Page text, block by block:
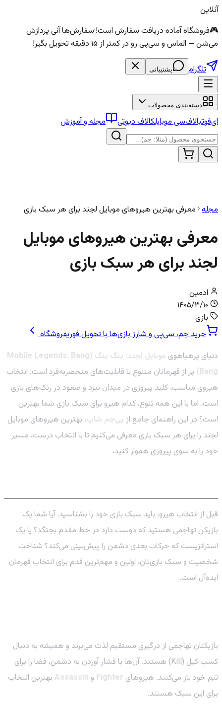
آنلاین
🎮فروشگاه آماده دریافت سفارش است!·سفارش‌ها آنی پردازش
می‌شن — الماس و سی‌پی رو در کمتر از ۱۵ دقیقه تحویل بگیر!
تلگرام پشتیبانی
دسته‌بندی محصولات
ای‌فوتبالاف‌سی موبایلکالاف دیوتی مجله و آموزش
مجله معرفی بهترین هیروهای موبایل لجند برای هر سبک بازی
معرفی بهترین هیروهای موبایل
لجند برای هر سبک بازی
ادمین
۱۴۰۵/۳/۱۰
بازی
خرید جم، سی‌پی و شارژ بازی‌ها با تحویل فوریفروشگاه
دنیای پرهیاهوی
موبایل لجند: بنگ بنگ (Mobile Legends: Bang
Bang) پر از قهرمانان متنوع با قابلیت‌های منحصربه‌فرد است. انتخاب
هیروی مناسب، کلید پیروزی در میدان نبرد و صعود در رنک‌های بازی
است. اما با این همه تنوع، کدام هیرو برای سبک بازی شما بهترین
است؟ در این راهنمای جامع از پی‌جم شاپ، بهترین هیروهای موبایل
لجند را برای هر سبک بازی معرفی می‌کنیم تا با انتخاب درست، مسیر
خود را به سوی پیروزی هموار کنید.
قبل از انتخاب هیرو، باید سبک بازی خود را بشناسید. آیا شما یک
بازیکن تهاجمی هستید که دوست دارد در خط مقدم بجنگد؟ یا یک
استراتژیست که حرکات بعدی دشمن را پیش‌بینی می‌کند؟ شناخت
شخصیت و سبک بازی‌تان، اولین و مهم‌ترین قدم برای انتخاب قهرمان
ایده‌آل است.
بازیکنان تهاجمی از درگیری مستقیم لذت می‌برند و همیشه به دنبال
کسب کیل (Kill) هستند. آن‌ها با فشار آوردن به دشمن، فضا را برای
تیم خود باز می‌کنند. هیروهای Fighter و Assassin بهترین انتخاب
برای این سبک هستند.